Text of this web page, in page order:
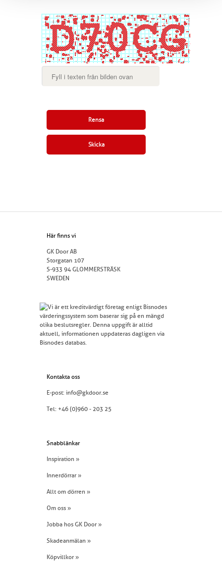
Här finns vi
GK Door AB
Storgatan 107
S-933 94 GLOMMERSTRÄSK
SWEDEN
Kontakta oss
E-post: info@gkdoor.se
Tel: +46 (0)960 - 203 25
Snabblänkar
Inspiration »
Innerdörrar »
Allt om dörren »
Om oss »
Jobba hos GK Door »
Skadeanmälan »
Köpvillkor »